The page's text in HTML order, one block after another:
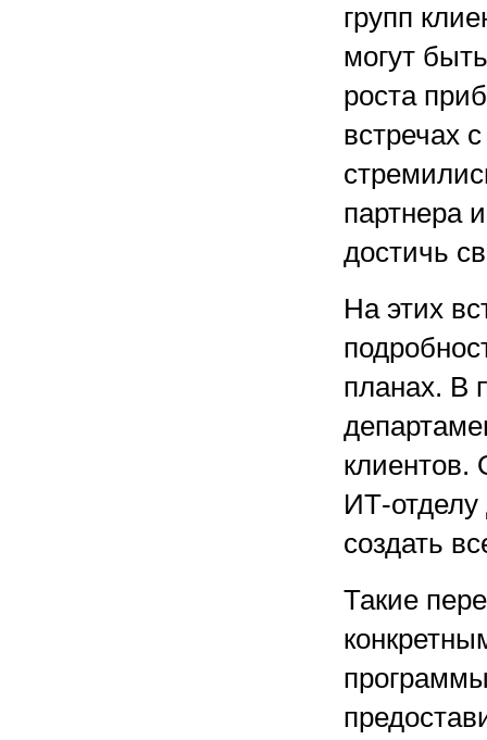
групп
могут
роста
встречах
партнера
достичь
На этих
планах. В
клиентов.
ИТ-отделу
создать
Такие